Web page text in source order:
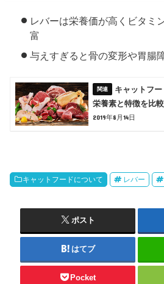
レバーは栄養価が高くビタミ
富
与えすぎると骨の変形や胃腸
キャットフ
栄養素と特徴を比
2019年8月14日
キャットフードについて レバー
ポスト
はてブ
Pocket